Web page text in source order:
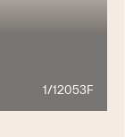
1/12053F